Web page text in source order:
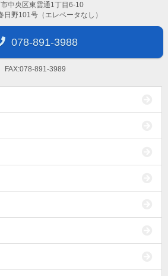
中央区東雲通1丁目6-10
日野101号（エレベータなし）
078-891-3988
FAX:078-891-3989